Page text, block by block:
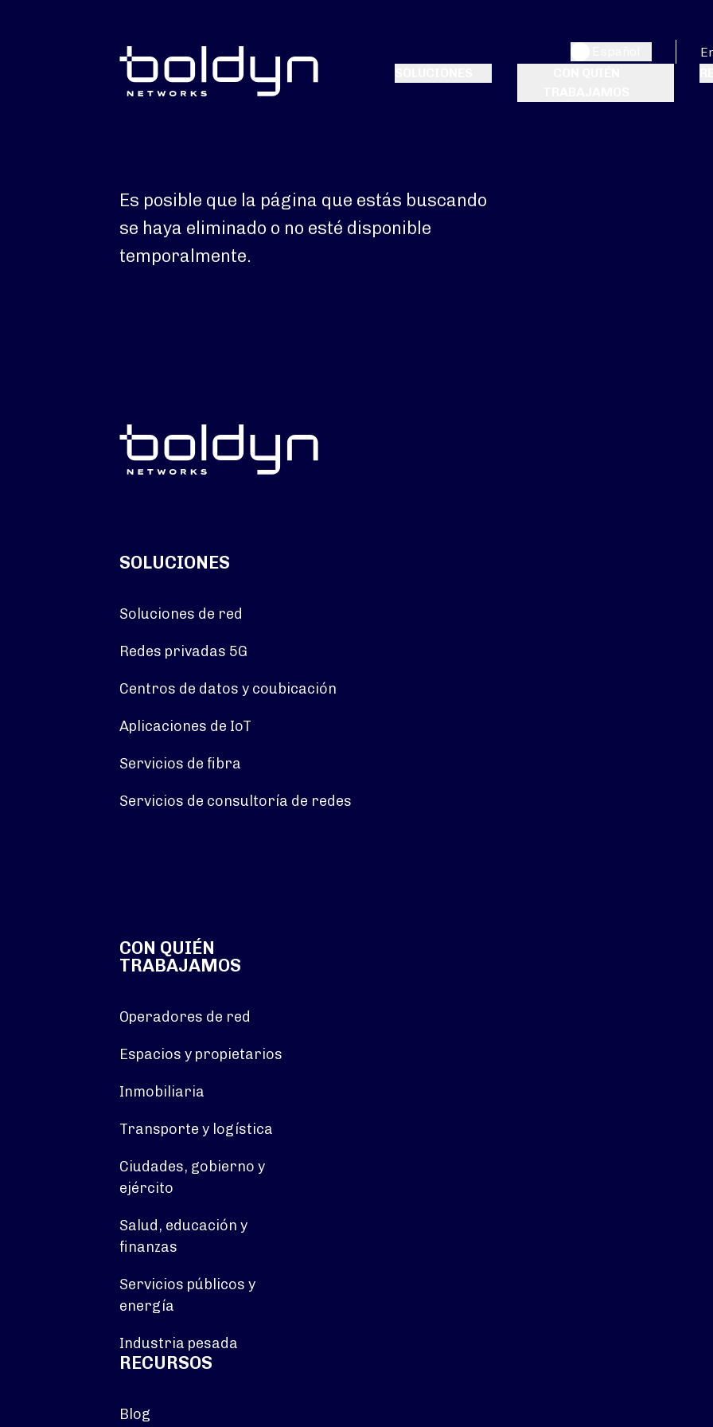
Es posible que la página que estás buscando
se haya eliminado o no esté disponible
temporalmente.
SOLUCIONES
Soluciones de red
Redes privadas 5G
Centros de datos y coubicación
Aplicaciones de IoT
Servicios de fibra
Servicios de consultoría de redes
CON QUIÉN
TRABAJAMOS
Operadores de red
Espacios y propietarios
Inmobiliaria
Transporte y logística
Ciudades, gobierno y
ejército
Salud, educación y
finanzas
Servicios públicos y
energía
Industria pesada
RECURSOS
Blog